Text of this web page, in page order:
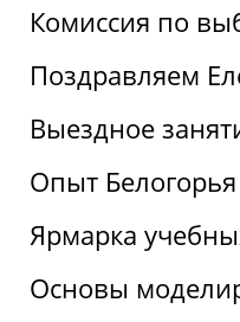
Комиссия по
Поздравляем
Выездное
Опыт
Ярмарка
Основы